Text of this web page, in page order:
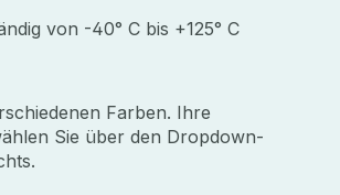
von -40° C bis +125° C
Farben. Ihre
Sie über den Dropdown-